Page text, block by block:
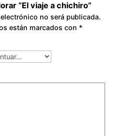
“El viaje a chichiro”
no será publicada.
están marcados con *